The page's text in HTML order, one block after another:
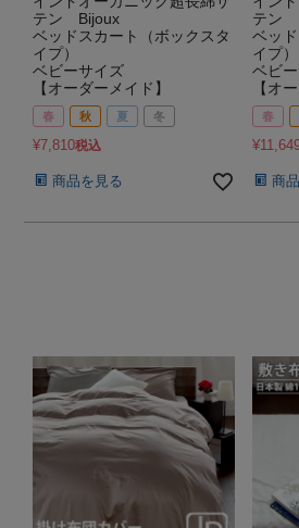
テン Bijoux
ベッドスカート（ボックスタ
イプ）
ベビーサイズ
【オーダーメイド】
春 秋 夏 冬
¥7,810税込
商品を見る
テン
ベッ
イプ）
ベビ
【オ
春
¥
商